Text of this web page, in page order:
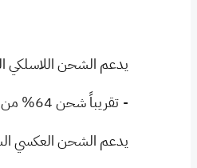
يدعم الشحن اللاسلكي
- تقريباً شحن 64% من سعة البطارية في 30 دقيقة.
يدعم الشحن العكسي